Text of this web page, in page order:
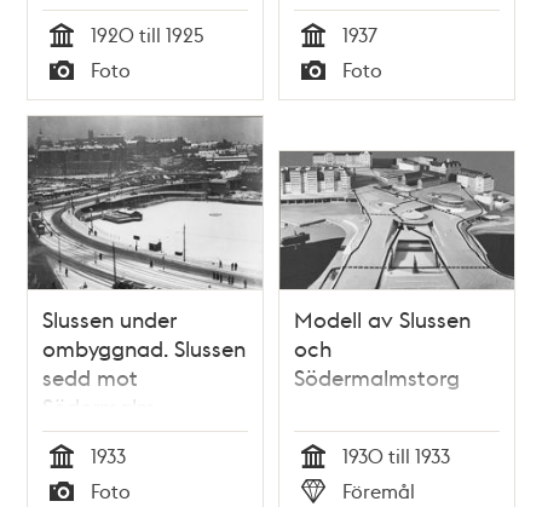
Tid
1920 till 1925
Typ
Foto Tid
1937
Typ
Foto
Slussen under
ombyggnad. Slussen
sedd mot
Södermalm
Tid
1933
Foto
Modell av Slussen
och
Södermalmstorg
Tid
1930 till 1933
Föremål